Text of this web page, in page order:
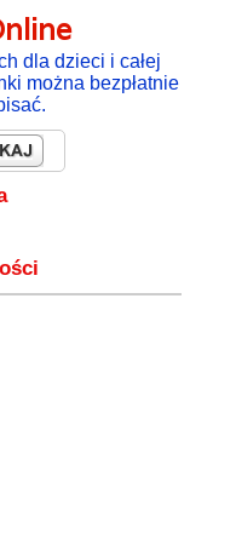
dla dzieci i całej
można bezpłatnie